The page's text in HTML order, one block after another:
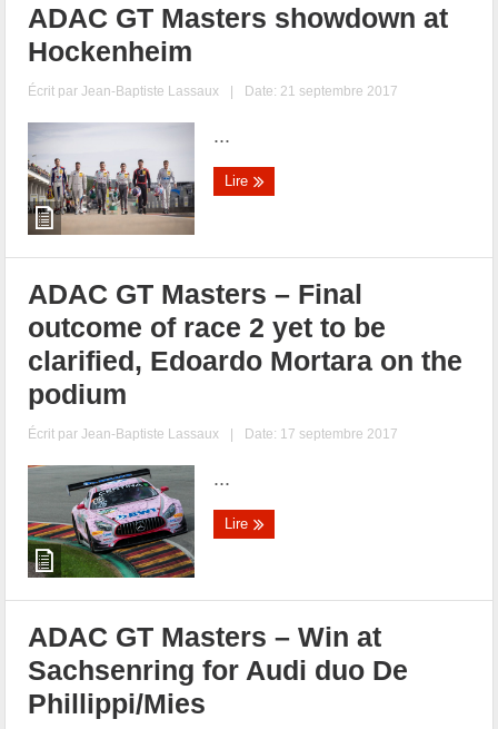
ADAC GT Masters showdown at
Hockenheim
Écrit parJean-Baptiste Lassaux | Date: 21 septembre 2017
...
Lire
ADAC GT Masters – Final
outcome of race 2 yet to be
clarified, Edoardo Mortara on the
podium
Écrit parJean-Baptiste Lassaux | Date: 17 septembre 2017
...
Lire
ADAC GT Masters – Win at
Sachsenring for Audi duo De
Phillippi/Mies